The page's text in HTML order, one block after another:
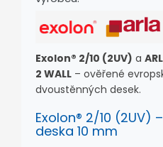
Exolon® 2/10 (2UV) a
2 WALL – ověřené
dvoustěnných desek.
Exolon® 2/10 (2UV)
deska 10 mm